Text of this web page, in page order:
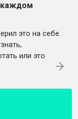
каждом
это на себе.
или это